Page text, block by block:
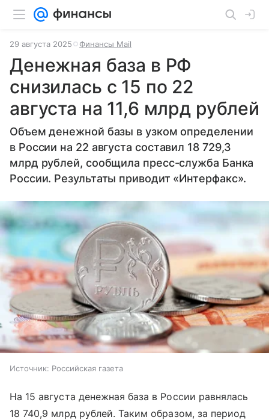
29 августа 2025 Финансы Mail
Денежная база в РФ
снизилась с 15 по 22
августа на 11,6 млрд рублей
Объем денежной базы в узком определении
в России на 22 августа составил 18 729,3
млрд рублей, сообщила пресс-служба Банка
России. Результаты приводит «Интерфакс».
Источник: Российская газета
На 15 августа денежная база в России равнялась
18 740,9 млрд рублей. Таким образом, за период